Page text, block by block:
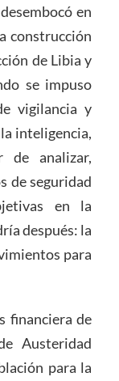
en
construcción
de Libia y
se impuso
vigilancia y
inteligencia,
de analizar,
de seguridad
en la
después: la
para
financiera de
Austeridad
para la